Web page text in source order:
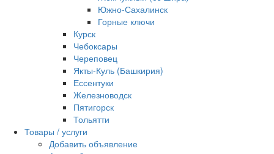
Южно‐Сахалинск
Горные ключи
Курск
Чебоксары
Череповец
Якты-Куль (Башкирия)
Ессентуки
Железноводск
Пятигорск
Тольятти
Товары / услуги
Добавить объявление